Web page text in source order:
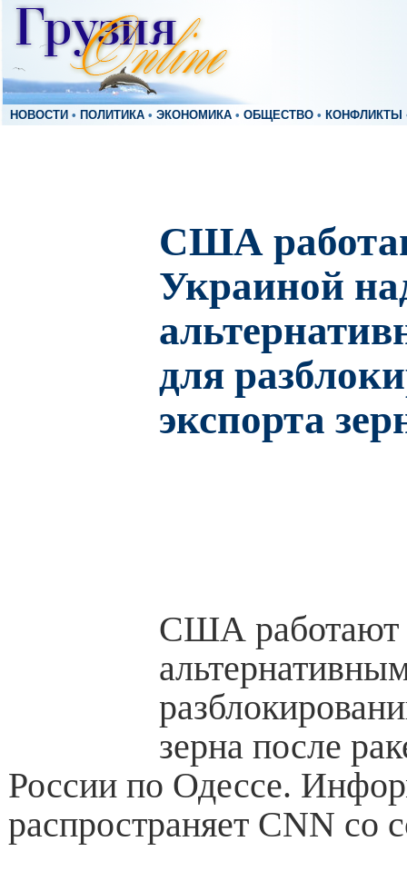
НОВОСТИ • ПОЛИТИКА • ЭКОНОМИКА • ОБЩЕСТВО • КОНФЛИКТЫ
США
Украиной
для
экспорта
США работают
зерна после
России по Одессе.
распространяет CNN со